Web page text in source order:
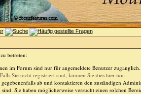
betreten:
im Forum sind nur für angemeldete Benutzer
Falls Sie nicht registriert sind, können Sie dies hier tun.
ab und kontaktieren den zuständigen
Sie haben möglicherweise versucht einen solchen